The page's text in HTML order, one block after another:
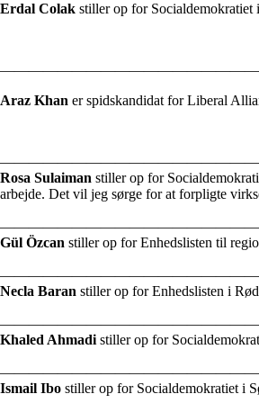
Erdal Colak stiller op for Socialdemokratiet
Araz Khan er spidskandidat for Liberal
Rosa Sulaiman stiller op for
arbejde. Detvil jeg sørge foratforpligte
Gül Özcan stiller op for Enhedslisten til
Necla Baran stiller op for Enhedslisten i
Khaled Ahmadistiller op for
Ismail Ibo stiller op for Socialdemokratiet i